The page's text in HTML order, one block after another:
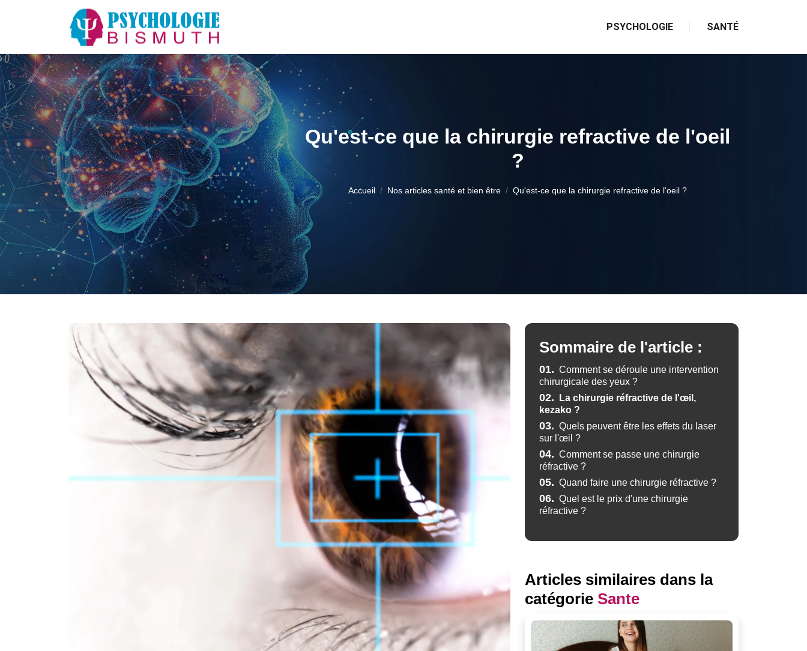
PSYCHOLOGIE SANTÉ
Qu'est-ce que la chirurgie refractive de l'oeil
?
Accueil Nos articles santé et bien être Qu'est-ce que la chirurgie refractive de l'oeil ?
Sommaire de l'article :
01. Comment se déroule une intervention
chirurgicale des yeux ?
02.
La chirurgie réfractive de l'œil,
kezako ?
03. Quels peuvent être les effets du laser
sur l'œil ?
04. Comment se passe une chirurgie
réfractive ?
05. Quand faire une chirurgie réfractive ?
06. Quel est le prix d'une chirurgie
réfractive ?
Articles similaires dans la
catégorie Sante